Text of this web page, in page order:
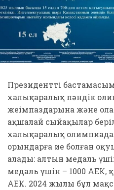
Президенттің
халықаралық пәндік
жеңімпаздарына және
ақшалай сыйақылар
халықаралық
орындарға ие болған
алады: алтын медаль
медаль үшін – 1000 АЕК,
АЕК. 2024 жылы бұл